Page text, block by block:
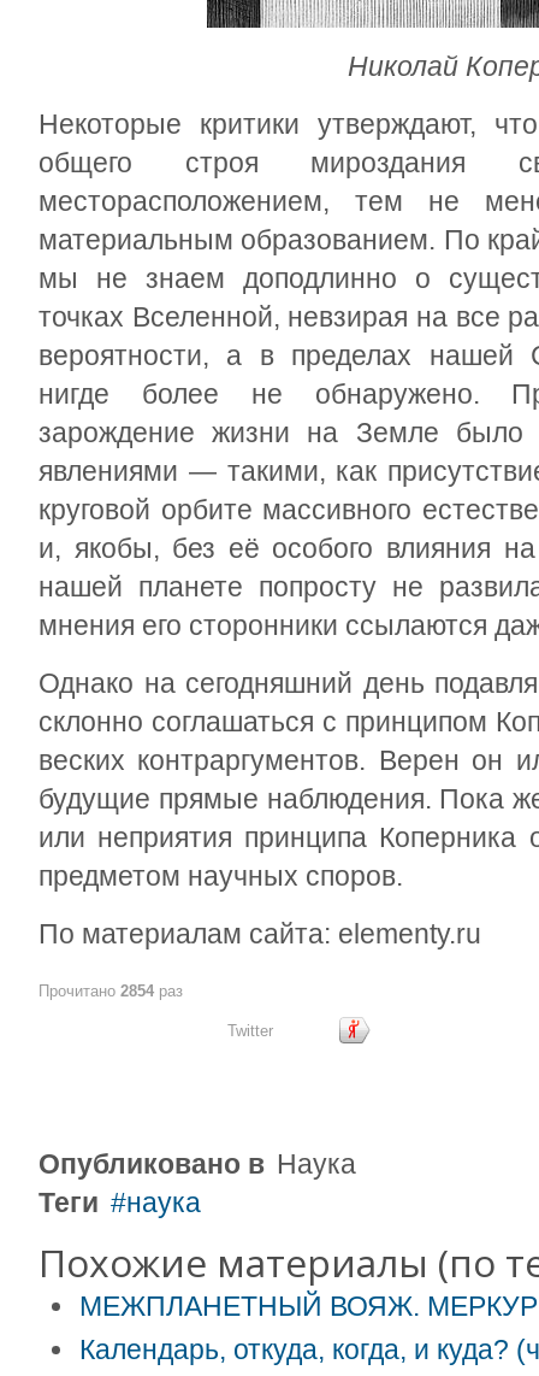
Николай
Некоторые критики утверждают,
общего строя мироздания
месторасположением, тем не
материальным образованием. По
мы не знаем доподлинно о
точках Вселенной, невзирая на все
вероятности, а в пределах нашей
нигде более не обнаружено.
зарождение жизни на Земле было
явлениями — такими, как
круговой орбите массивного
и, якобы, без её особого влияния
нашей планете попросту не
мнения его сторонники ссылаются
Однако на сегодняшний день
склонно соглашаться с принципом
веских контраргументов. Верен он
будущие прямые наблюдения. Пока
или неприятия принципа Коперника
предметом научных споров.
По материалам сайта: elementy.ru
Прочитано 2854 раз
Twitter
Опубликовано в Наука
Теги
наука
Похожие материалы (по
МЕЖПЛАНЕТНЫЙ ВОЯЖ.
Календарь, откуда, когда, и куда?